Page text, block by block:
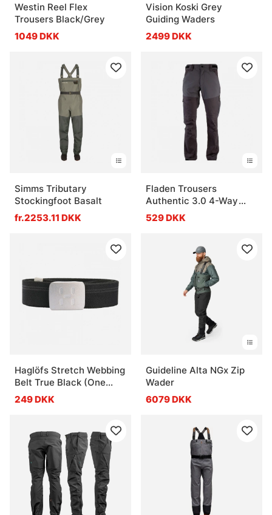
Westin Reel Flex
Trousers Black/Grey
1049 DKK
Vision Koski Grey
Guiding Waders
2499 DKK
Simms Tributary
Stockingfoot Basalt
fr.2253.11 DKK
Fladen Trousers
Authentic 3.0 4-Way
Stretch, Grey/Black
529 DKK
Haglöfs Stretch Webbing
Belt True Black (One
Size)
249 DKK
Guideline Alta NGx Zip
Wader
6079 DKK